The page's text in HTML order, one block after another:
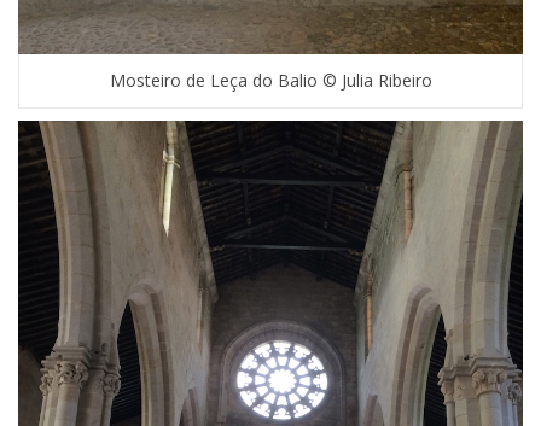
Mosteiro de Leça do Balio © Julia Ribeiro